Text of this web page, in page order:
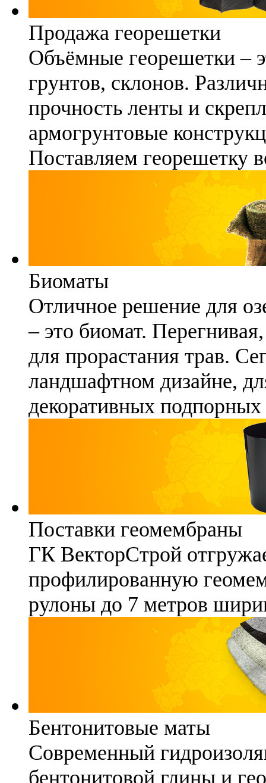
Продажа георешетки
Объёмные георешетки –
грунтов, склонов.
прочность ленты и
армогрунтовые
Поставляем георешетку
Биоматы
Отличное решение для
– это биомат.
для прорастания трав.
ландшафтном дизайне,
декоративных подпорных
Поставки геомембраны
ГК ВекторСтрой
профилированную
рулоны до 7 метров
Бентонитовые маты
Современный
бентонитовой глины и